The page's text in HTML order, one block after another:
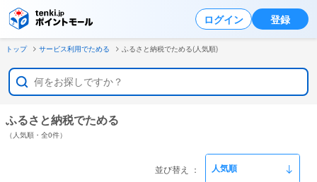
ログイン 登録
トップ サービス利用でためる ふるさと納税でためる(人気順)
ふるさと納税でためる
（人気順・全0件）
並び替え